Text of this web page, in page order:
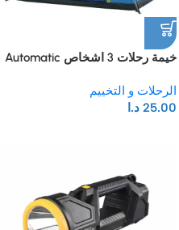
خيمة رحلات 3 اشخاص Automatic
الرحلات و التخييم
25.00 د.ا